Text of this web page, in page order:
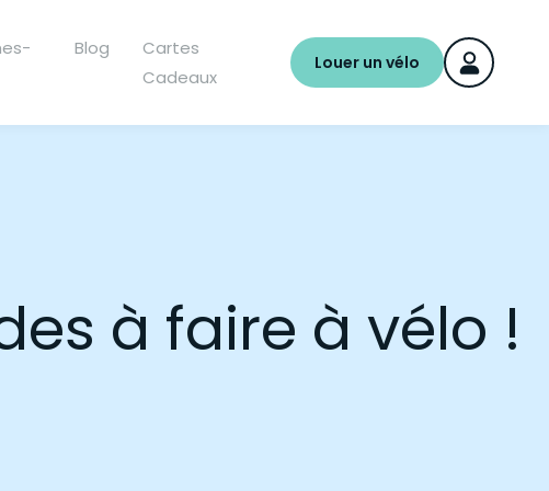
Blog
Cartes
Cadeaux
Louer un vélo
à faire à vélo !